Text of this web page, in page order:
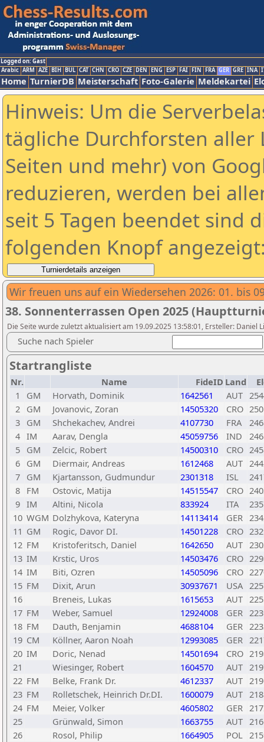
Logged on: Gast
Arabic ARM AZE BIH BUL CAT CHN CRO CZE DEN ENG ESP FAI FIN FRA GER GRE INA
Home TurnierDB Meisterschaft Foto-Galerie Meldekartei
Hinweis: Um die
tägliche Durchforsten aller
Seiten und mehr) von
reduzieren, werden bei
seit 5 Tagen beendet sind
folgenden Knopf
Wir freuen uns auf ein Wiedersehen 2026: 01. bis
38. Sonnenterrassen Open 2025
Die Seite wurde zuletzt aktualisiert am 19.09.2025 13:58:01, Ersteller: Daniel
Suche nach Spieler
Startrangliste
Nr. Name FideID Land
1
GM Horvath, Dominik 1642561 AUT
2
GM Jovanovic, Zoran 14505320 CRO
3
GM Shchekachev, Andrei 4107730 FRA
4 IM Aarav, Dengla 45059756 IND
5
GM Zelcic, Robert 14500310 CRO
6
GM Diermair, Andreas 1612468 AUT
7
GM Kjartansson, Gudmundur 2301318 ISL
8
FM Ostovic, Matija 14515547 CRO
9 IM Altini, Nicola 833924 ITA
10 WGM Dolzhykova, Kateryna 14113414 GER
11 GM Rogic, Davor DI. 14501228 CRO
12 FM Kristoferitsch, Daniel 1642650 AUT
13 IM Krstic, Uros 14503476 CRO
14 IM Biti, Ozren 14505096 CRO
15 FM Dixit, Arun 30937671 USA
16
Breneis, Lukas 1615653 AUT
17 FM Weber, Samuel 12924008 GER
18 FM Dauth, Benjamin 4688104 GER
19 CM Köllner, Aaron Noah 12993085 GER
20 IM Doric, Nenad 14501694 CRO
21
Wiesinger, Robert 1604570 AUT
22 FM Belke, Frank Dr. 4612337 AUT
23 FM Rolletschek, Heinrich Dr.DI. 1600079 AUT
24 FM Meier, Volker 4605802 GER
25
Grünwald, Simon 1663755 AUT
26
Rosol, Philip 1664905 POL